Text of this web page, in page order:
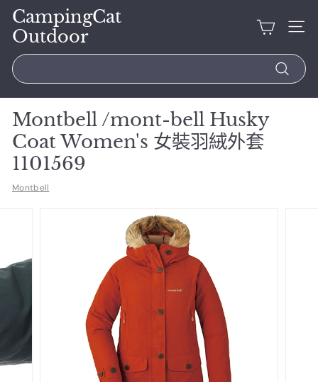
CampingCat
Outdoor
Search
Montbell /mont-bell Husky
Coat Women's 女裝羽絨外套
1101569
Montbell